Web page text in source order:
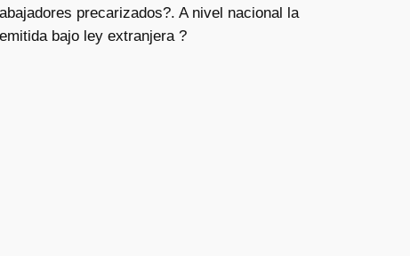
precarizados?. A nivel nacional la
bajo ley extranjera ?